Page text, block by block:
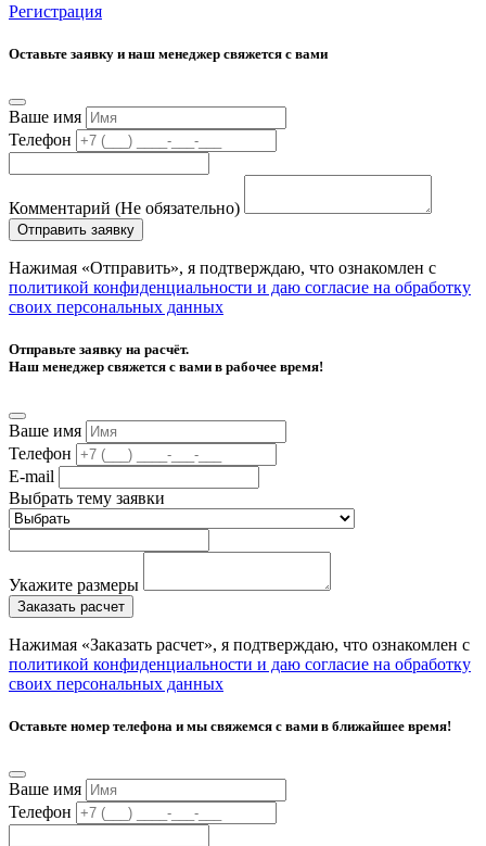
Регистрация
Оставьте заявку и наш менеджер свяжется с вами
Ваше имя
Телефон
Комментарий (Не обязательно)
Отправить заявку
Нажимая «Отправить», я подтверждаю, что ознакомлен с
политикой конфиденциальности и даю согласие на обработку
своих персональных данных
Отправьте заявку на расчёт.
Наш менеджер свяжется с вами в рабочее время!
Ваше имя
Телефон
E-mail
Выбрать тему заявки
Укажите размеры
Заказать расчет
Нажимая «Заказать расчет», я подтверждаю, что ознакомлен с
политикой конфиденциальности и даю согласие на обработку
своих персональных данных
Оставьте номер телефона и мы свяжемся с вами в ближайшее время!
Ваше имя
Телефон